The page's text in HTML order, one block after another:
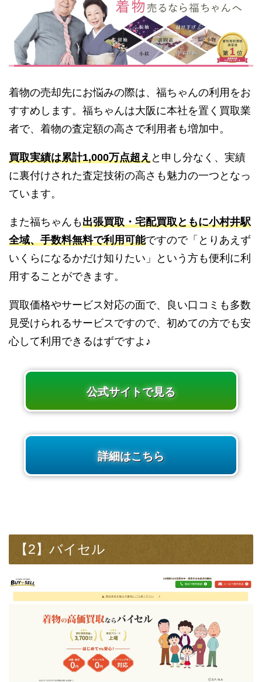
着物の売却先にお悩みの際は、福ちゃんの利用をお
すすめします。福ちゃんは大阪に本社を置く買取業
者で、着物の査定額の高さで利用者も増加中。
買取実績は累計1,000万点超えと申し分なく、実績
に裏付けされた査定技術の高さも魅力の一つとなっ
ています。
また福ちゃんも出張買取・宅配買取ともに小村井駅
全域、手数料無料で利用可能ですので「とりあえず
いくらになるかだけ知りたい」という方も便利に利
用することができます。
買取価格やサービス対応の面で、良い口コミも多数
見受けられるサービスですので、初めての方でも安
心して利用できるはずですよ♪
公式サイトで見る
詳細はこちら
【2】バイセル